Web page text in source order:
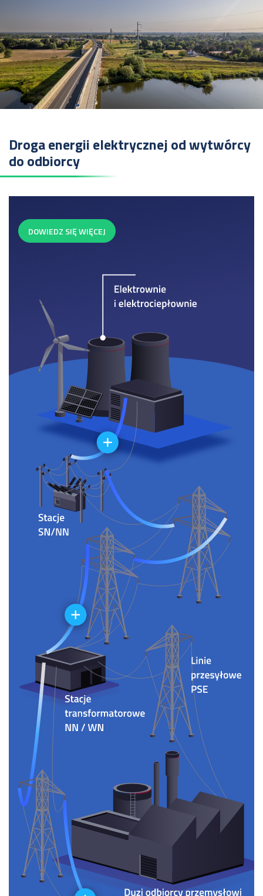
Droga energii elektrycznej od wytwórcy
do odbiorcy
DOWIEDZ SIĘ WIĘCEJ